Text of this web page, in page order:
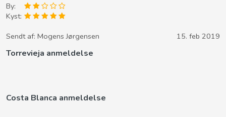
By:
Kyst:
Sendt af: Mogens Jørgensen 15. feb 2019
Torrevieja anmeldelse
Costa Blanca anmeldelse